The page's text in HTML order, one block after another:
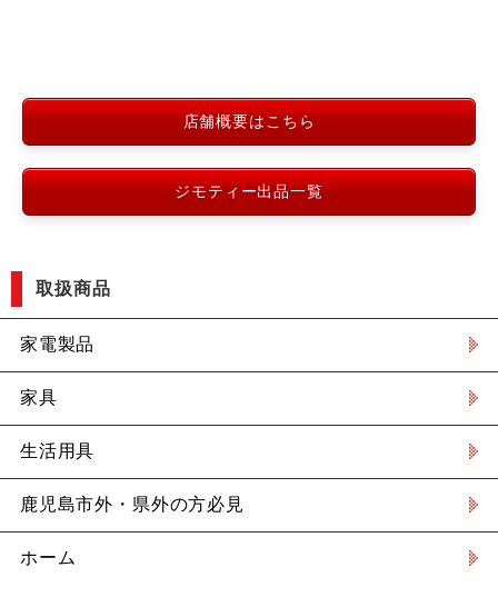
店舗概要はこちら
ジモティー出品一覧
取扱商品
家電製品
家具
生活用具
鹿児島市外・県外の方必見
ホーム